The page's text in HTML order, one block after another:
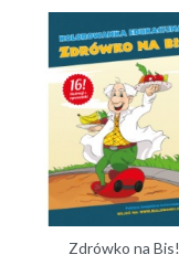
Zdrówko na Bis!